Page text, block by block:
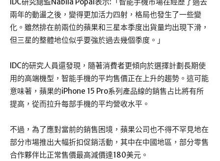
IDC研究總監Nabila Popal表示:「智能手機市場在經歷了過去
兩年的動盪之後，變得更加活力四射，格局也發生了一些變
化。雖然排在前兩位的蘋果和三星本季度出貨量均出現下滑，
但三星的整體地位似乎要強於過去幾個季度。」
IDC的研究人員還發現，隨著消費者更傾向於選擇計劃長期使
用的高端機型，智能手機的平均售價正在上升的趨勢。這可能
意味著，蘋果的iPhone 15 Pro系列產品線的銷售占比將有所
提高，從而拉升每部手機的平均營收水平。
不過，為了應對當前的銷售困境，蘋果公司也不得不罕見地在
部分市場推出大幅折扣促銷活動，其中在中國地區，部分零售
合作夥伴比正常售價最高減價達180美元。